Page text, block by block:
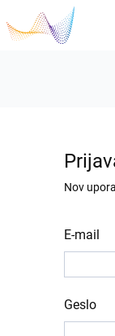
Nov
E-mail
Geslo